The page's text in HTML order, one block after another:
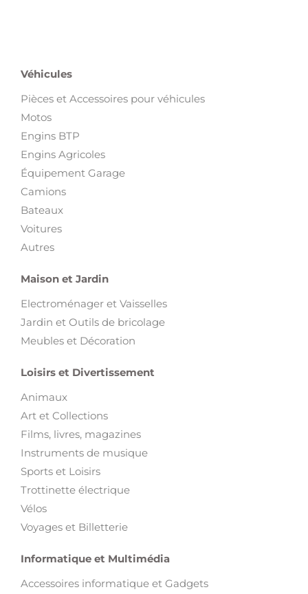
Véhicules
Pièces et Accessoires pour véhicules
Motos
Engins BTP
Engins Agricoles
Équipement Garage
Camions
Bateaux
Voitures
Autres
Maison et Jardin
Electroménager et Vaisselles
Jardin et Outils de bricolage
Meubles et Décoration
Loisirs et Divertissement
Animaux
Art et Collections
Films, livres, magazines
Instruments de musique
Sports et Loisirs
Trottinette électrique
Vélos
Voyages et Billetterie
Informatique et Multimédia
Accessoires informatique et Gadgets